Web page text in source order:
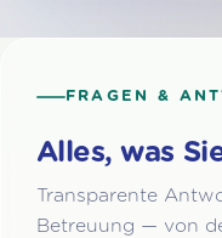
FRAGEN &
Alles, was
Transparente
Betreuung — von